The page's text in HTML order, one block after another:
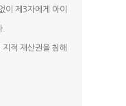
이 제3자에게 아이
적 재산권을 침해